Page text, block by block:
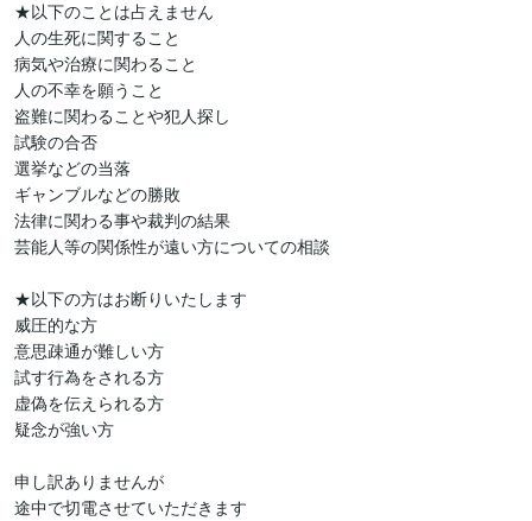
★以下のことは占えません
人の生死に関すること
病気や治療に関わること
人の不幸を願うこと
盗難に関わることや犯人探し
試験の合否
選挙などの当落
ギャンブルなどの勝敗
法律に関わる事や裁判の結果
芸能人等の関係性が遠い方についての相談
★以下の方はお断りいたします
威圧的な方
意思疎通が難しい方
試す行為をされる方
虚偽を伝えられる方
疑念が強い方
申し訳ありませんが
途中で切電させていただきます